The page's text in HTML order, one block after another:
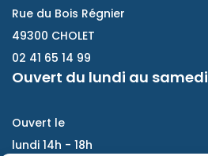
Rue du Bois Régnier
49300 CHOLET
02 41 65 14 99
Ouvert du lundi au samedi
Ouvert le
lundi 14h - 18h